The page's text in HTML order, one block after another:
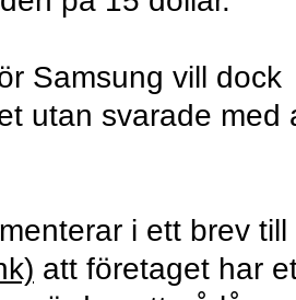
Samsung vill dock
utan svarade med
i ett brev till
att företaget har